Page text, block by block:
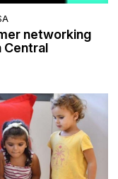
networking
Central